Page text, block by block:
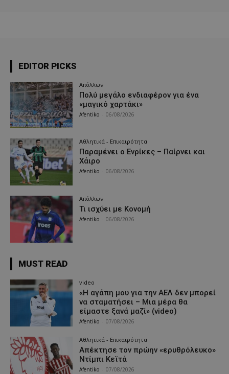
EDITOR PICKS
Απόλλων
Πολύ μεγάλο ενδιαφέρον για ένα
«μαγικό χαρτάκι»
Afentiko 06/08/2026
Αθλητικά - Επικαιρότητα
Παραμένει ο Ενρίκες – Παίρνει και
Χάιρο
Afentiko 06/08/2026
Απόλλων
Τι ισχύει με Κονομή
Afentiko 06/08/2026
MUST READ
video
«Η αγάπη μου για την ΑΕΛ δεν μπορεί
να σταματήσει – Μια μέρα θα
είμαστε ξανά μαζί» (video)
Afentiko 07/08/2026
Αθλητικά - Επικαιρότητα
Απέκτησε τον πρώην «ερυθρόλευκο»
Ντίμπι Κεϊτά
Afentiko 07/08/2026